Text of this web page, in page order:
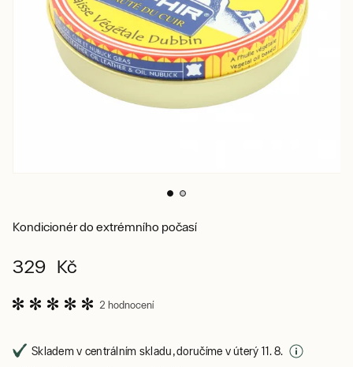
Kondicionér do extrémního počasí
329 Kč
2 hodnocení
Skladem v centrálním skladu, doručíme v úterý 11. 8.